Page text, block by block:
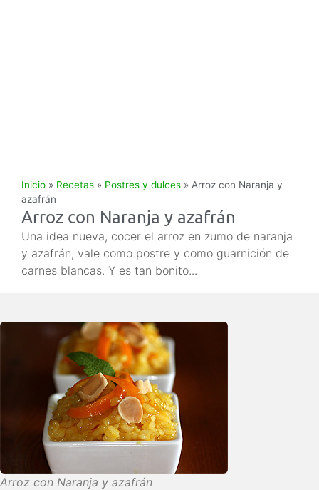
Inicio » Recetas » Postres y dulces » Arroz con Naranja y
azafrán
Arroz con Naranja y azafrán
Una idea nueva, cocer el arroz en zumo de naranja
y azafrán, vale como postre y como guarnición de
carnes blancas. Y es tan bonito...
Arroz con Naranja y azafrán